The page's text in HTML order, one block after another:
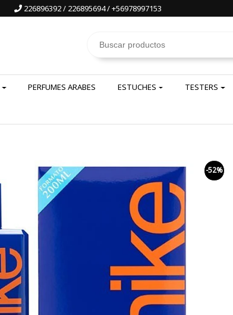
226896392 / 226895694 / +56978997153
PERFUMES ARABES ESTUCHES TESTERS
-52%